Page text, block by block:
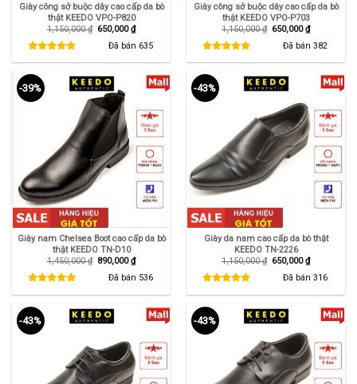
Giày công sở buộc dây cao cấp da bò
thật KEEDO VPO-P820
1,150,000₫ Giá
1,150,000 ₫.
650,000₫Giá
hiện
tại
là:
650,000 ₫.
Đã bán 635
Giày công sở buộc dây cao cấp da bò
thật KEEDO VPO-P703
1,150,000₫ Giá
1,150,000 ₫.
650,000₫Giá
hiện
tại
là:
650,000 ₫.
Đã bán 382
-39%
Giày nam Chelsea Boot cao cấp da bò
thật KEEDO TN-D10
1,450,000₫ Giá
890,000₫Giá
hiện
tại
Đã bán 536
-43%
Giày da nam cao cấp da bò thật
KEEDO TN-2226
1,150,000₫ Giá
650,000₫Giá
hiện
tại
Đã bán 316
-43% -43%